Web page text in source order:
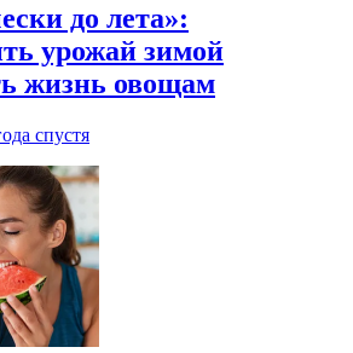
до лета»:
урожай зимой
жизнь овощам
спустя